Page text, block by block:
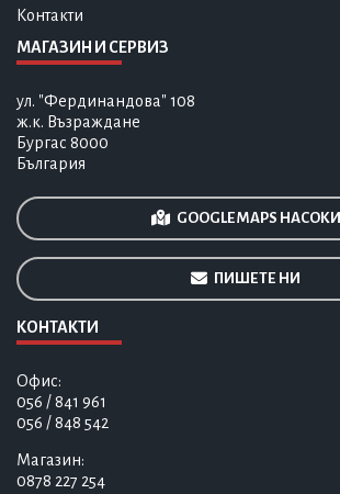
Контакти
МАГАЗИН И СЕРВИЗ
ул. "Фердинандова" 108
ж.к. Възраждане
Бургас 8000
България
GOOGLE MAPS НАСОКИ
ПИШЕТЕ НИ
КОНТАКТИ
Офис:
056 / 841 961
056 / 848 542
Магазин:
0878 227 254